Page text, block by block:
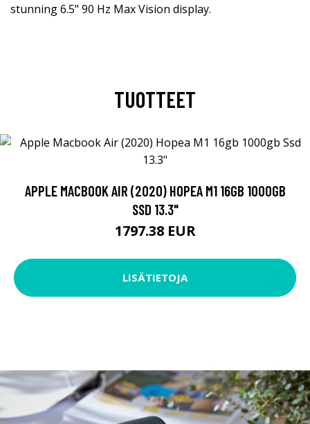
stunning 6.5" 90 Hz Max Vision display.
TUOTTEET
APPLE MACBOOK AIR (2020) HOPEA M1 16GB 1000GB
SSD 13.3"
1797.38 EUR
LISÄTIETOJA